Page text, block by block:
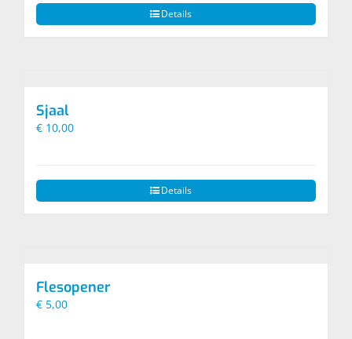
Dit
product
optie
kan
productpagina
Details
Sjaal
€ 10,00
Details
Flesopener
€ 5,00